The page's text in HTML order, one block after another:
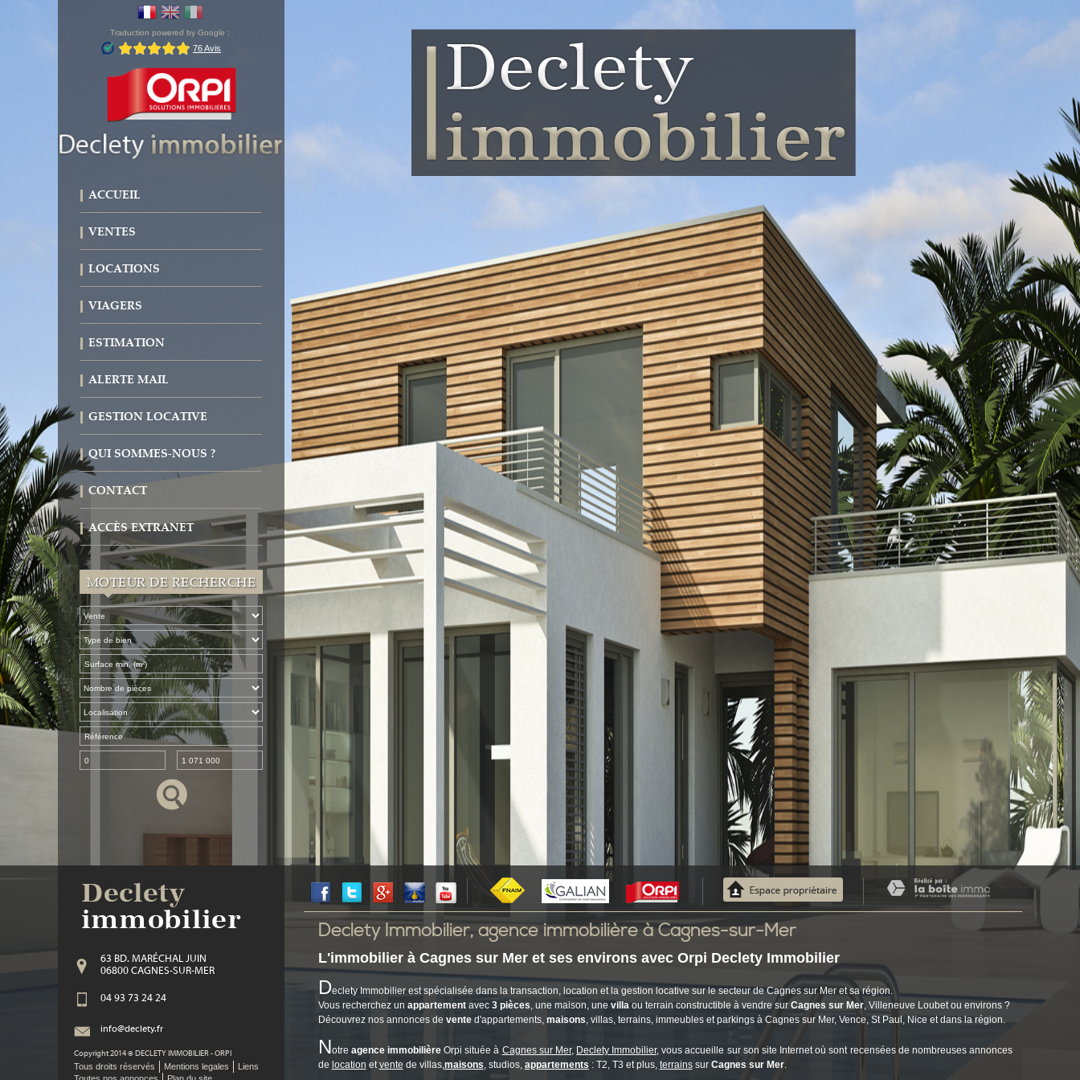
Traduction powered by Google :
ACCUEIL
VENTES
LOCATIONS
VIAGERS
ESTIMATION
ALERTE MAIL
GESTION LOCATIVE
QUI SOMMES-NOUS ?
CONTACT
ACCÈS EXTRANET
MOTEUR DE RECHERCHE
63 BD. MARÉCHAL JUIN
06800 CAGNES-SUR-MER
04 93 73 24 24
info@declety.fr
Copyright 2014 ©DECLETY IMMOBILIER - ORPI
Tous droits réservés Mentions legales
Liens
Declety Immobilier, agence immobilière à Cagnes-sur-Mer
L'immobilier à Cagnes sur Mer et ses environs avec Orpi Declety Immobilier
Declety Immobilier est spécialisée dans la transaction, location et la gestion locative sur le secteur de Cagnes sur Mer et sa région.
Vous recherchez un appartementavec 3 pièces , une maison, une villaou terrain constructible à vendre sur Cagnes sur Mer, Villeneuve Loubet ou environs ?
Découvrez nos annonces de vented'appartements, maisons, villas, terrains, immeubles et parkings à Cagnes sur Mer, Vence, St Paul, Nice et dans la région.
Notre agence immobilièreOrpi située à Cagnes sur Mer, Declety Immobilier, vous accueille sur son site Internet où sont recensées de nombreuses annonces
de location etvente de villas,maisons, studios, appartements : T2, T3 et plus, terrainssur Cagnes sur Mer.